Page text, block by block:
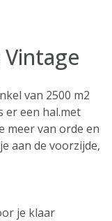
van 2500 m2
er een hal.met
meer van orde en
aan de voorzijde,
je klaar